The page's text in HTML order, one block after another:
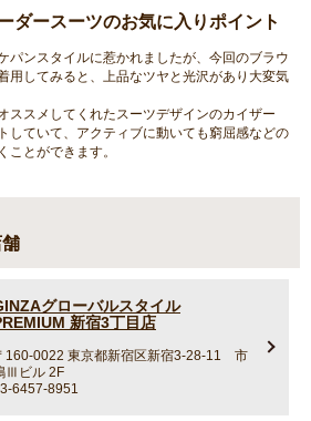
ダースーツのお気に入りポイント
パンスタイルに惹かれましたが、今回のブラウ
用してみると、上品なツヤと光沢があり大変気
ススメしてくれたスーツデザインのカイザー
していて、アクティブに動いても窮屈感などの
ことができます。
グローバルスタイル
新宿3丁目店
160-0022 東京都新宿区新宿3-28-11 市
Ⅲビル 2F
6457-8951